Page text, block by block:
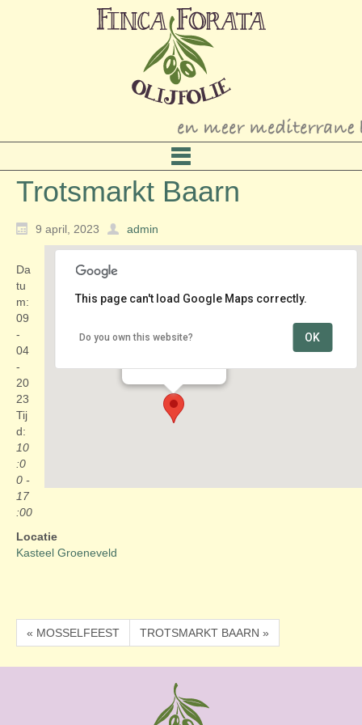
Trotsmarkt Baarn
9 april, 2023 admin
Kasteel Groeneveld
This page can't load Google Maps correctly.
Do you own this website? OK
Da
tu
m:
09
-
04
-
20
23
Tij
d:
10
:0
0 -
17
:00
Locatie
Kasteel Groeneveld
« MOSSELFEEST TROTSMARKT BAARN »